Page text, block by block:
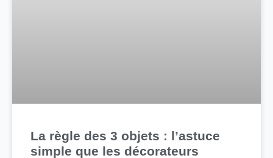
La règle des 3 objets : l’astuce
simple que les décorateurs